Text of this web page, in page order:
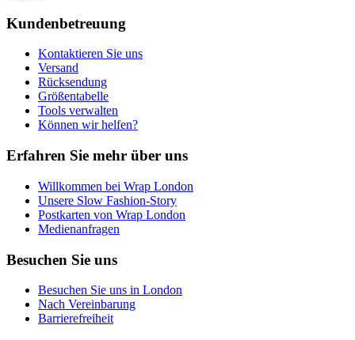
Kundenbetreuung
Kontaktieren Sie uns
Versand
Rücksendung
Größentabelle
Tools verwalten
Können wir helfen?
Erfahren Sie mehr über uns
Willkommen bei Wrap London
Unsere Slow Fashion-Story
Postkarten von Wrap London
Medienanfragen
Besuchen Sie uns
Besuchen Sie uns in London
Nach Vereinbarung
Barrierefreiheit